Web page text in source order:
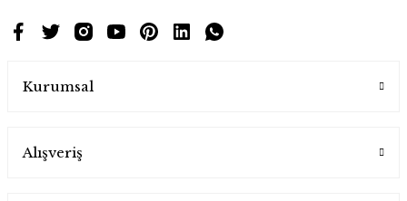
Kurumsal
Alışveriş